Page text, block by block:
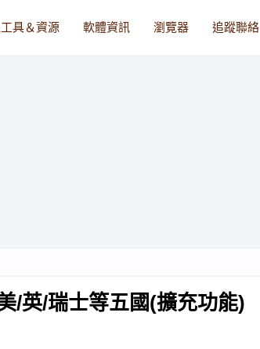
具＆資源 軟體資訊 瀏覽器 追蹤聯絡
/英/瑞士等五國(擴充功能)